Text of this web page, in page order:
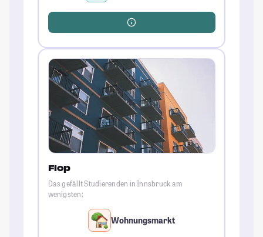
Flop
Das gefällt Studierenden in Innsbruck am
wenigsten:
Wohnungsmarkt